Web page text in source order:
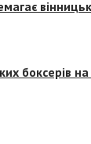
боксерів на